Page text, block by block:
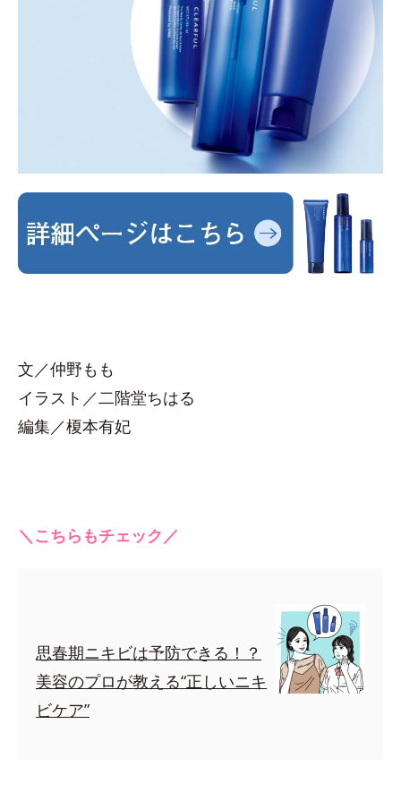
文／仲野もも
イラスト／二階堂ちはる
編集／榎本有妃
＼こちらもチェック／
思春期ニキビは予防できる！？
美容のプロが教える“正しいニキ
ビケア”